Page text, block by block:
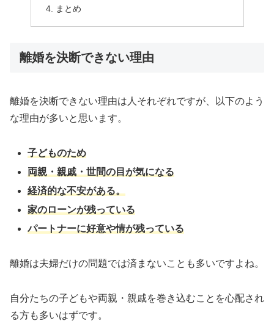
まとめ
離婚を決断できない理由
離婚を決断できない理由は人それぞれですが、以下のよう
な理由が多いと思います。
子どものため
両親・親戚・世間の目が気になる
経済的な不安がある。
家のローンが残っている
パートナーに好意や情が残っている
離婚は夫婦だけの問題では済まないことも多いですよね。
自分たちの子どもや両親・親戚を巻き込むことを心配され
る方も多いはずです。